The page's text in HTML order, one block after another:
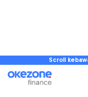
Scroll